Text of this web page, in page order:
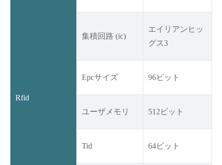
Rfid
集積回路 (ic)
エイリアンヒッ
グス3
Epcサイズ 96ビット
ユーザメモリ 512ビット
Tid 64ビット